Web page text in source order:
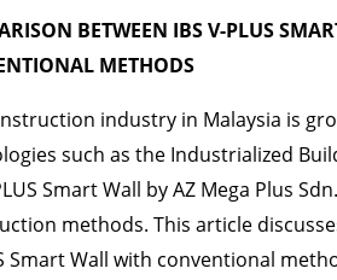
BETWEEN IBS V-PLUS
METHODS
industry in Malaysia is
such as the Industrialized
Smart Wall by AZ Mega Plus
methods. This article
Smart Wall with conventional